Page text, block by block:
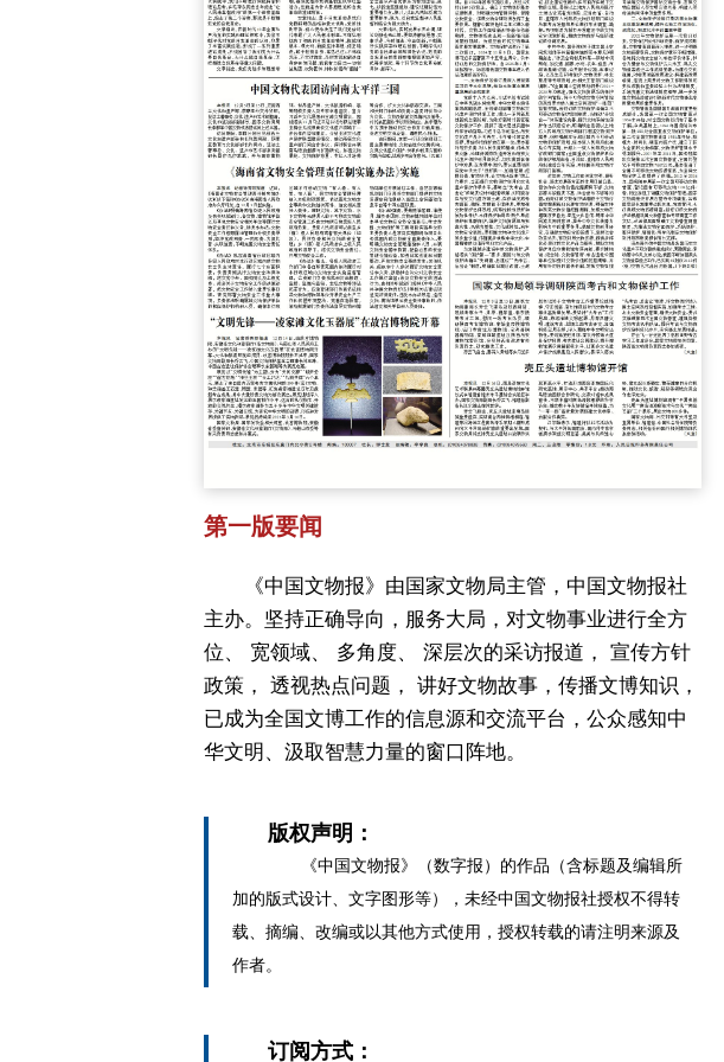
第一版要闻
《中国文物报》由国家文物局主管，中国文物报社
主办。坚持正确导向，服务大局，对文物事业进行全方
位、 宽领域、 多角度、 深层次的采访报道， 宣传方针
政策， 透视热点问题， 讲好文物故事，传播文博知识，
已成为全国文博工作的信息源和交流平台，公众感知中
华文明、汲取智慧力量的窗口阵地。
版权声明：
《中国文物报》（数字报）的作品（含标题及编辑所
加的版式设计、文字图形等），未经中国文物报社授权不得转
载、摘编、改编或以其他方式使用，授权转载的请注明来源及
作者。
订阅方式：